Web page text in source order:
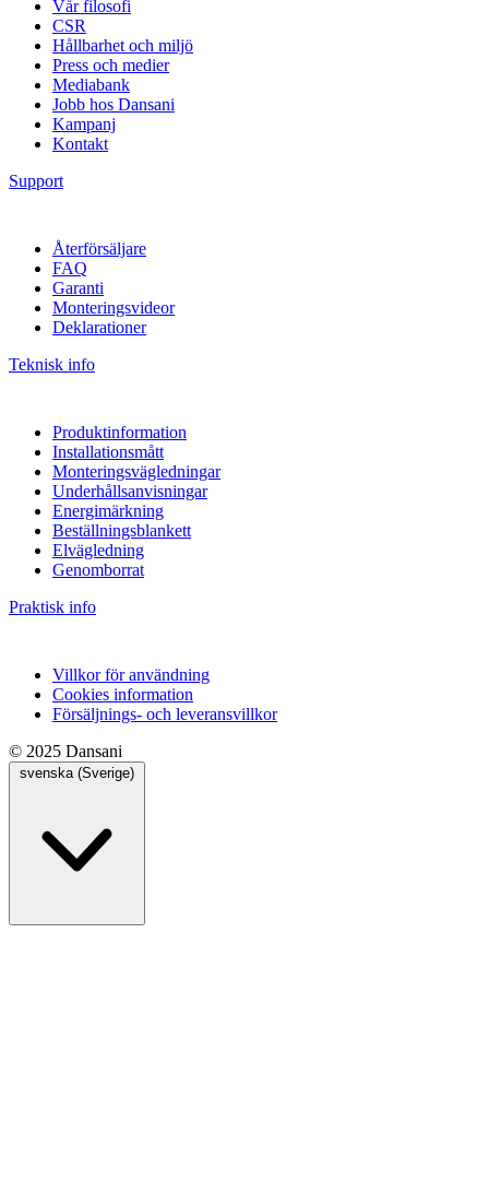
Vår filosofi
CSR
Hållbarhet och miljö
Press och medier
Mediabank
Jobb hos Dansani
Kampanj
Kontakt
Support
Återförsäljare
FAQ
Garanti
Monteringsvideor
Deklarationer
Teknisk info
Produktinformation
Installationsmått
Monteringsvägledningar
Underhållsanvisningar
Energimärkning
Beställningsblankett
Elvägledning
Genomborrat
Praktisk info
Villkor för användning
Cookies information
Försäljnings- och leveransvillkor
© 2025 Dansani
svenska (Sverige)